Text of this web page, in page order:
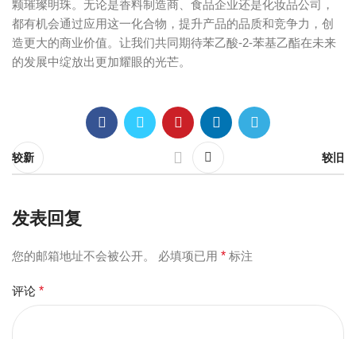
颗璀璨明珠。无论是香料制造商、食品企业还是化妆品公司，
都有机会通过应用这一化合物，提升产品的品质和竞争力，创
造更大的商业价值。让我们共同期待苯乙酸-2-苯基乙酯在未来
的发展中绽放出更加耀眼的光芒。
较新 较旧
发表回复
您的邮箱地址不会被公开。 必填项已用 * 标注
评论 *